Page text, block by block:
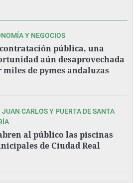
Y NEGOCIOS
pública, una
aún desaprovechada
miles de pymes andaluzas
JUAN CARLOS Y PUERTA DE SANTA
al público las piscinas
de Ciudad Real